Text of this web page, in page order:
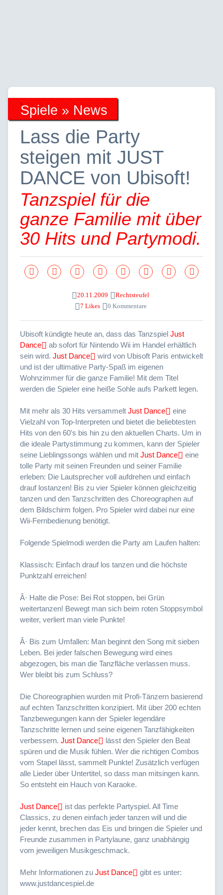
Spiele » News
Lass die Party
steigen mit JUST
DANCE von Ubisoft!
Tanzspiel für die
ganze Familie mit über
30 Hits und Partymodi.
20.11.2009
Rechtsteufel
7 Likes
0 Kommentare
Ubisoft kündigte heute an, dass das Tanzspiel Just
Dance
ab sofort für Nintendo Wii im Handel erhältlich
sein wird. Just Dance
wird von Ubisoft Paris entwickelt
und ist der ultimative Party-Spaß im eigenen
Wohnzimmer für die ganze Familie! Mit dem Titel
werden die Spieler eine heiße Sohle aufs Parkett legen.
Mit mehr als 30 Hits versammelt Just Dance
eine
Vielzahl von Top-Interpreten und bietet die beliebtesten
Hits von den 60's bis hin zu den aktuellen Charts. Um in
die ideale Partystimmung zu kommen, kann der Spieler
seine Lieblingssongs wählen und mit Just Dance
eine
tolle Party mit seinen Freunden und seiner Familie
erleben: Die Lautsprecher voll aufdrehen und einfach
drauf lostanzen! Bis zu vier Spieler können gleichzeitig
tanzen und den Tanzschritten des Choreographen auf
dem Bildschirm folgen. Pro Spieler wird dabei nur eine
Wii-Fernbedienung benötigt.
Folgende Spielmodi werden die Party am Laufen halten:
Klassisch: Einfach drauf los tanzen und die höchste
Punktzahl erreichen!
Â· Halte die Pose: Bei Rot stoppen, bei Grün
weitertanzen! Bewegt man sich beim roten Stoppsymbol
weiter, verliert man viele Punkte!
Â· Bis zum Umfallen: Man beginnt den Song mit sieben
Leben. Bei jeder falschen Bewegung wird eines
abgezogen, bis man die Tanzfläche verlassen muss.
Wer bleibt bis zum Schluss?
Die Choreographien wurden mit Profi-Tänzern basierend
auf echten Tanzschritten konzipiert. Mit über 200 echten
Tanzbewegungen kann der Spieler legendäre
Tanzschritte lernen und seine eigenen Tanzfähigkeiten
verbessern. Just Dance
lässt den Spieler den Beat
spüren und die Musik fühlen. Wer die richtigen Combos
vom Stapel lässt, sammelt Punkte! Zusätzlich verfügen
alle Lieder über Untertitel, so dass man mitsingen kann.
So entsteht ein Hauch von Karaoke.
Just Dance
ist das perfekte Partyspiel. All Time
Classics, zu denen einfach jeder tanzen will und die
jeder kennt, brechen das Eis und bringen die Spieler und
Freunde zusammen in Partylaune, ganz unabhängig
vom jeweiligen Musikgeschmack.
Mehr Informationen zu Just Dance
gibt es unter:
www.justdancespiel.de